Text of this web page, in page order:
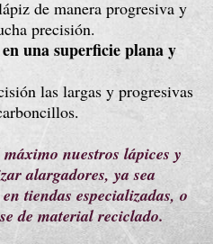
de manera progresiva y
precisión.
una superficie plana y
las largas y progresivas
nuestros lápices y
alargadores, ya sea
tiendas especializadas, o
de material reciclado.